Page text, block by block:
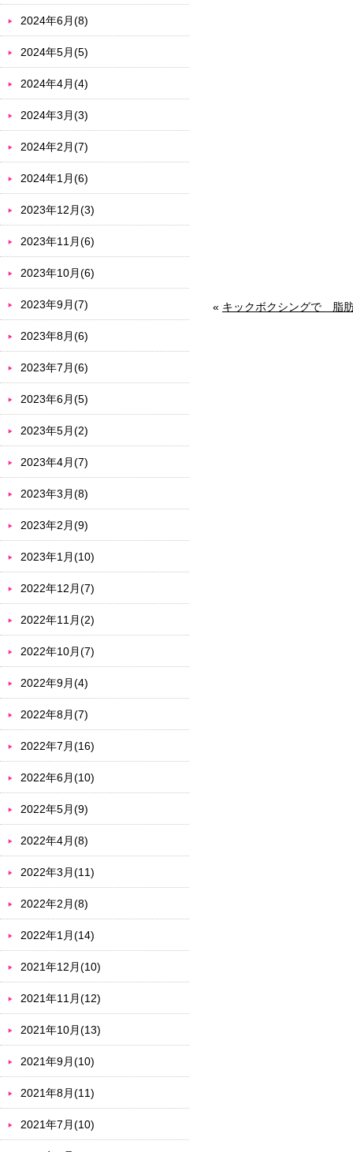
« キックボクシングで 脂
2024年6月(8)
2024年5月(5)
2024年4月(4)
2024年3月(3)
2024年2月(7)
2024年1月(6)
2023年12月(3)
2023年11月(6)
2023年10月(6)
2023年9月(7)
2023年8月(6)
2023年7月(6)
2023年6月(5)
2023年5月(2)
2023年4月(7)
2023年3月(8)
2023年2月(9)
2023年1月(10)
2022年12月(7)
2022年11月(2)
2022年10月(7)
2022年9月(4)
2022年8月(7)
2022年7月(16)
2022年6月(10)
2022年5月(9)
2022年4月(8)
2022年3月(11)
2022年2月(8)
2022年1月(14)
2021年12月(10)
2021年11月(12)
2021年10月(13)
2021年9月(10)
2021年8月(11)
2021年7月(10)